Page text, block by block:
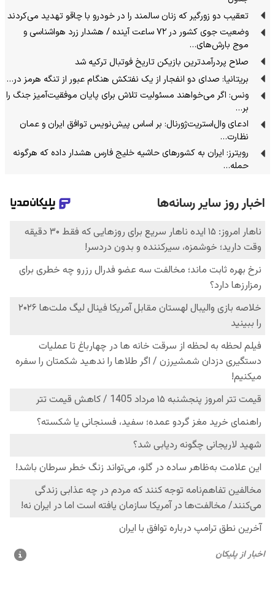
تعقیب دو زورگیر که زنان سالمند را در خودرو با چاقو تهدید می‌کردند
وضعیت جوی کشور در ۷۲ ساعت آینده / هشدار زرد هواشناسی و
موج بارش‌های…
صلاح پردرآمدترین بازیکن تاریخ فوتبال ترکیه شد
بریتانیا: صدای دو انفجار از یک نفتکش هنگام عبور از تنگه هرمز در…
ونس: اگر می‌خواهند مسئولیت تلاش برای پایان موفقیت‌آمیز جنگ را
بر…
ادعای وال‌استریت‌ژورنال: بر اساس پیش‌نویس توافق ایران و عمان
نظارت…
رویترز: ایران به کشورهای حاشیه خلیج فارس هشدار داده که هرگونه
حمله…